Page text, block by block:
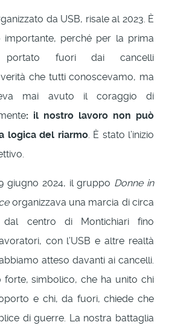
da USB, risale al 2023. È
perché per la prima
portato fuori dai cancelli
che tutti conoscevamo, ma
mai avuto il coraggio di
: il nostro lavoro non può
logica del riarmo. È stato l’inizio
giugno 2024, il gruppo Donne in
organizzava una marcia di circa
dal centro di Montichiari fino
con l’USB e altre realtà
atteso davanti ai cancelli.
forte, simbolico, che ha unito chi
e chi, da fuori, chiede che
di guerre. La nostra battaglia